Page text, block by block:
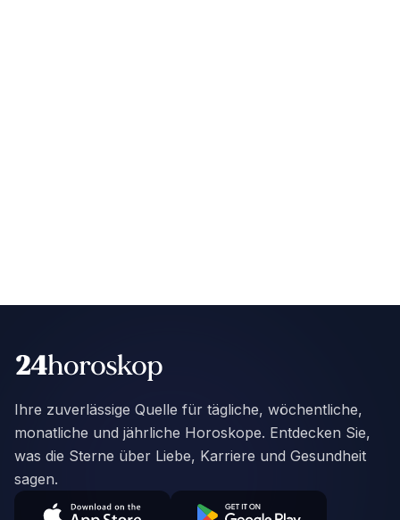
Ihre zuverlässige Quelle für tägliche, wöchentliche,
monatliche und jährliche Horoskope. Entdecken Sie,
was die Sterne über Liebe, Karriere und Gesundheit
sagen.